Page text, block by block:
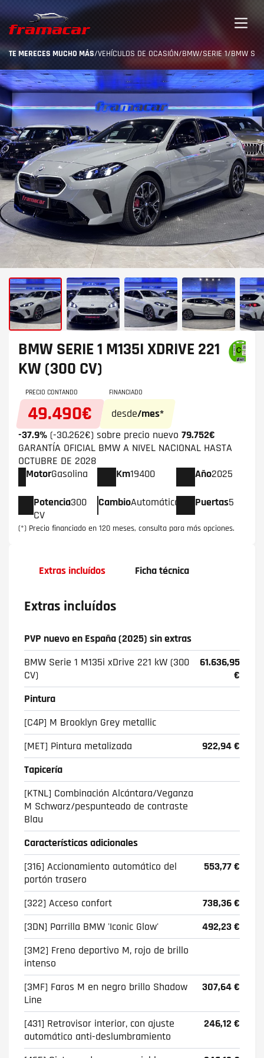
TE MERECES MUCHO MÁS/VEHÍCULOS DE OCASIÓN/BMW/SERIE 1/BMW
BMW SERIE 1 M135I XDRIVE 221
KW (300 CV)
PRECIO CONTANDO
49.490€
FINANCIADO
desde/mes*
-37.9% (-30.262€) sobre precio nuevo 79.752€
GARANTÍA OFICIAL BMW A NIVEL NACIONAL HASTA
OCTUBRE DE 2028
MotorGasolina Km19400 Año2025
Potencia300
CV
CambioAutomático Puertas5
(*) Precio financiado en 120 meses, consulta para más opciones.
Extras incluídos Ficha técnica
Extras incluídos
PVP nuevo en España (2025) sin extras
BMW Serie 1 M135i xDrive 221 kW (300
CV)
61.636,95
€
Pintura
[C4P] M Brooklyn Grey metallic
[MET] Pintura metalizada
922,94 €
Tapicería
[KTNL] Combinación Alcántara/Veganza
M Schwarz/pespunteado de contraste
Blau
Características adicionales
[316] Accionamiento automático del
portón trasero
553,77 €
[322] Acceso confort
738,36 €
[3DN] Parrilla BMW 'Iconic Glow'
492,23 €
[3M2] Freno deportivo M, rojo de brillo
intenso
[3MF] Faros M en negro brillo Shadow
Line
307,64 €
[431] Retrovisor interior, con ajuste
automático anti-deslumbramiento
246,12 €